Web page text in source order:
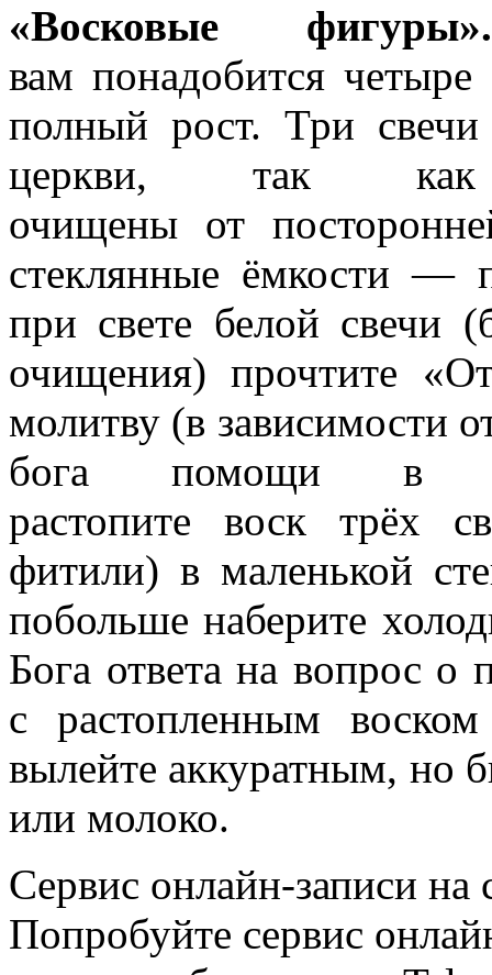
«Восковые фигуры».
вам понадобится
полный рост. Три
церкви, так
очищены от
стеклянные ёмкости —
при свете белой свечи
очищения) прочтите
молитву (в зависимости
бога помощи в
растопите воск трёх
фитили) в маленькой
побольше наберите
Бога ответа на вопрос о
с растопленным
вылейте аккуратным, но
или молоко.
Сервис онлайн-записи на
Попробуйте сервис